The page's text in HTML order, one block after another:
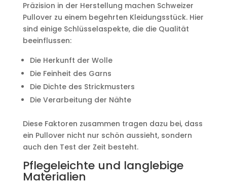
Präzision in der Herstellung machen Schweizer
Pullover zu einem begehrten Kleidungsstück. Hier
sind einige Schlüsselaspekte, die die Qualität
beeinflussen:
Die Herkunft der Wolle
Die Feinheit des Garns
Die Dichte des Strickmusters
Die Verarbeitung der Nähte
Diese Faktoren zusammen tragen dazu bei, dass
ein Pullover nicht nur schön aussieht, sondern
auch den Test der Zeit besteht.
Pflegeleichte und langlebige
Materialien